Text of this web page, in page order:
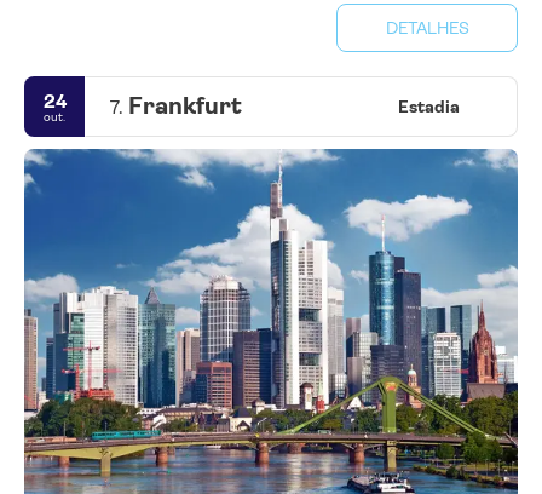
DETALHES
24
out. 7. Frankfurt Estadia